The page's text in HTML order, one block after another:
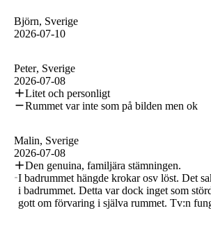
Björn, Sverige
2026-07-10
Peter, Sverige
2026-07-08
Litet och personligt
Rummet var inte som på bilden men ok
Malin, Sverige
2026-07-08
Den genuina, familjära stämningen.
I badrummet hängde krokar osv löst. Det
i badrummet. Detta var dock inget som
gott om förvaring i själva rummet. Tv:n